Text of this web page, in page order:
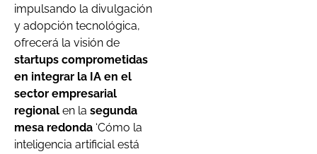
impulsando la divulgación
y adopción tecnológica,
ofrecerá la visión de
startups comprometidas
en integrar la IA en el
sector empresarial
regional en la segunda
mesa redonda ‘Cómo la
inteligencia artificial está